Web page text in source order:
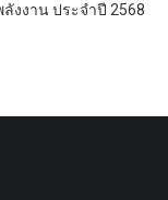
งงาน ประจำปี 2568